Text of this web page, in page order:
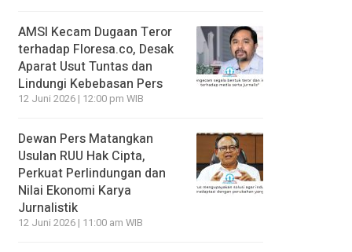
AMSI Kecam Dugaan Teror
terhadap Floresa.co, Desak
Aparat Usut Tuntas dan
Lindungi Kebebasan Pers
12 Juni 2026 | 12:00 pm WIB
Dewan Pers Matangkan
Usulan RUU Hak Cipta,
Perkuat Perlindungan dan
Nilai Ekonomi Karya
Jurnalistik
12 Juni 2026 | 11:00 am WIB